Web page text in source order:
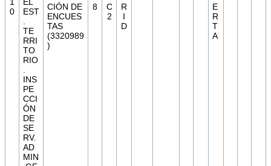
1
0
EL
EST
.
TE
RRI
TO
RIO
.
INS
PE
CCI
ÓN
DE
SE
RV.
AD
MIN
CIÓN DE
ENCUES
TAS
(3320989
)
8
C
2
R
I
D
E
R
T
A